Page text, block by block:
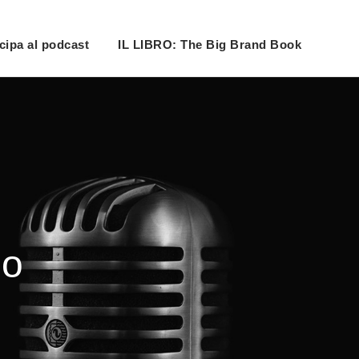
al podcast IL LIBRO: The Big Brand Book